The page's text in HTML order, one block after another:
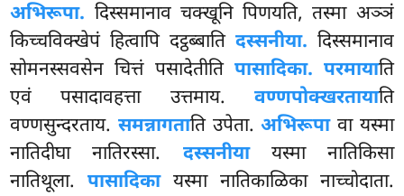
अभिरूपा. दिस्समानाव चक्खूनि पिणयति, तस्मा अञ्ञं
किच्चविक्खेपं हित्वापि दट्ठब्बाति दस्सनीया. दिस्समानाव
सोमनस्सवसेन चित्तं पसादेतीति पासादिका. परमायाति
एवं पसादावहत्ता उत्तमाय. वण्णपोक्खरतायाति
वण्णसुन्दरताय. समन्नागताति उपेता.अभिरूपावा यस्मा
नातिदीघा नातिरस्सा. दस्सनीयायस्मा नातिकिसा
नातिथूला.पासादिकायस्मा नातिकाळिका नाच्चोदाता.